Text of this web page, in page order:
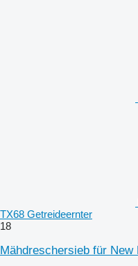
TX68 Getreideernter
18
Mähdreschersieb für